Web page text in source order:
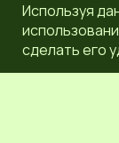
Используя
сделать его